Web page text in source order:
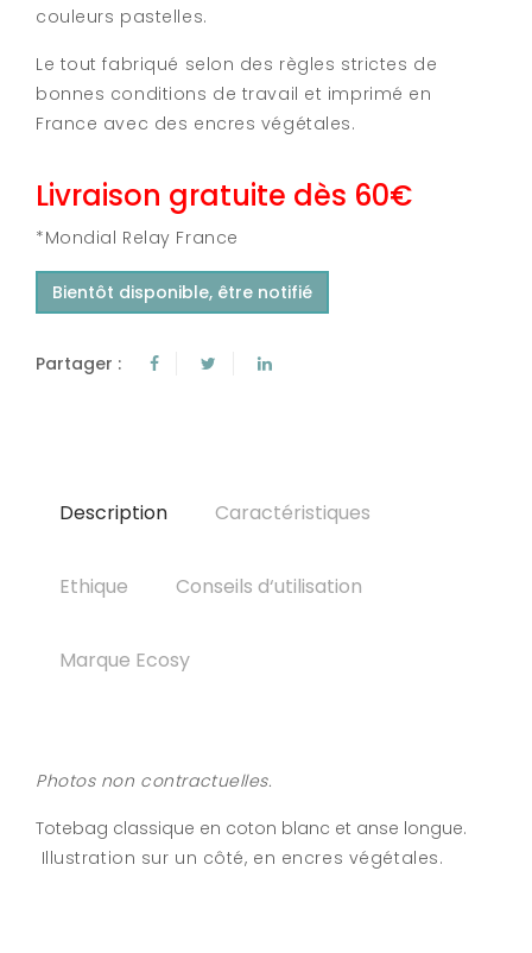
couleurs pastelles.
Le tout fabriqué selon des règles strictes de
bonnes conditions de travail et imprimé en
France avec des encres végétales.
Livraison gratuite dès 60€
*Mondial Relay France
Bientôt disponible, être notifié
Partager :
Description Caractéristiques
Ethique Conseils d‘utilisation
Marque Ecosy
Photos non contractuelles.
Totebag classique en coton blanc et anse longue.
Illustration sur un côté, en encres végétales.